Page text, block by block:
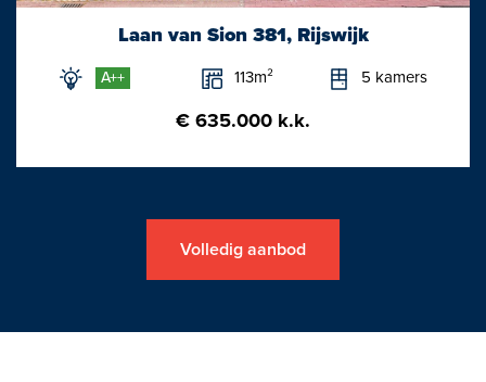
voorzien van inbouwapparatuur.
De garage bevindt zich naast de woning en heeft een loopdeur.
Er is voldoende ruimte voor een personenauto en bovendien is
Laan van Sion 381, Rijswijk
A++ 113m² 5 kamers
€ 635.000 k.k.
Volledig aanbod